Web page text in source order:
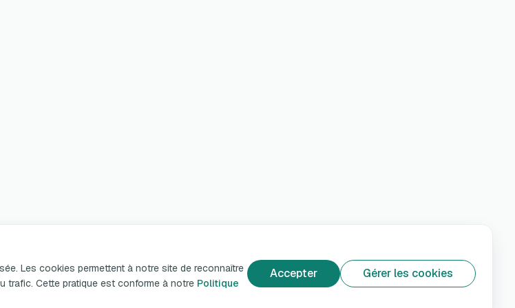
Les cookies permettent à notre site de reconnaître
trafic. Cette pratique est conforme à notre Politique
Accepter Gérer les cookies